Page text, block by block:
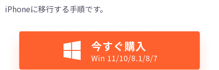
iPhoneに移行する手順です。